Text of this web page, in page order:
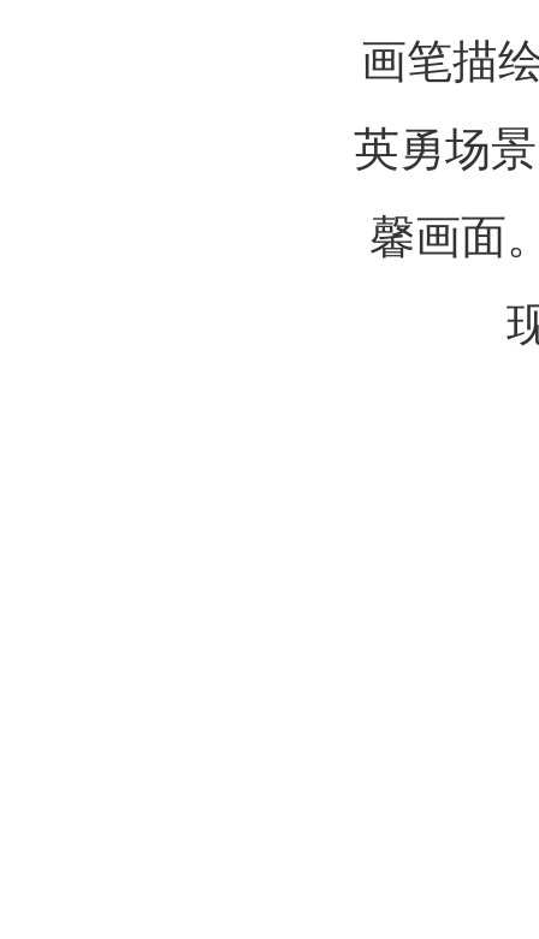
画笔描
英勇场
馨画面